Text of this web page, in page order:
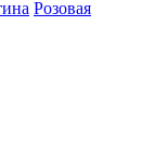
Розовая